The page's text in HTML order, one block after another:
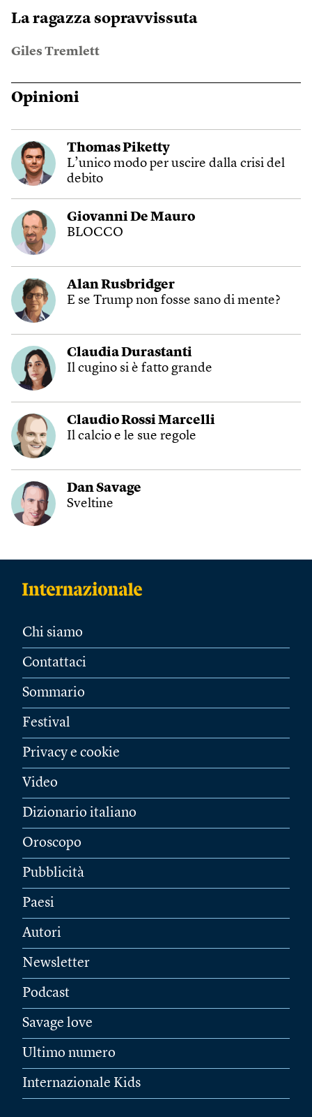
La ragazza sopravvissuta
Giles Tremlett
Opinioni
Thomas Piketty
L’unico modo per uscire dalla crisi del
debito
Giovanni De Mauro
BLOCCO
Alan Rusbridger
E se Trump non fosse sano di mente?
Claudia Durastanti
Il cugino si è fatto grande
Claudio Rossi Marcelli
Il calcio e le sue regole
Dan Savage
Sveltine
Chi siamo
Contattaci
Sommario
Festival
Privacy e cookie
Video
Dizionario italiano
Oroscopo
Pubblicità
Paesi
Autori
Newsletter
Podcast
Savage love
Ultimo numero
Internazionale Kids